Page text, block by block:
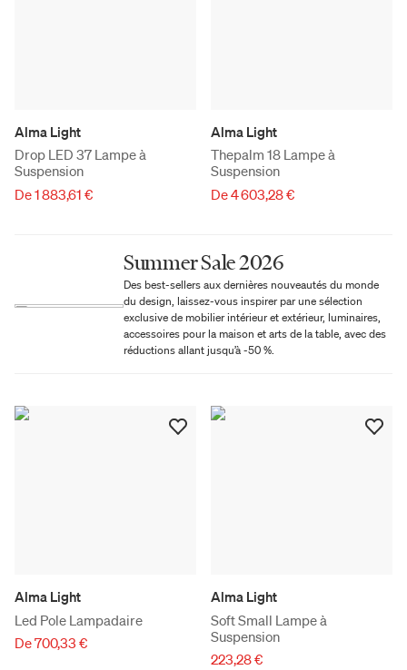
Alma Light
Drop LED 37 Lampe à
Suspension
De 1 883,61 €
Alma Light
Thepalm 18 Lampe à
Suspension
De 4 603,28 €
Summer Sale 2026
Des best-sellers aux dernières nouveautés du monde
du design, laissez-vous inspirer par une sélection
exclusive de mobilier intérieur et extérieur, luminaires,
accessoires pour la maison et arts de la table, avec des
réductions allant jusqu’à -50 %.
Alma Light
Led Pole Lampadaire
De 700,33 €
Alma Light
Soft Small Lampe à
Suspension
223,28 €